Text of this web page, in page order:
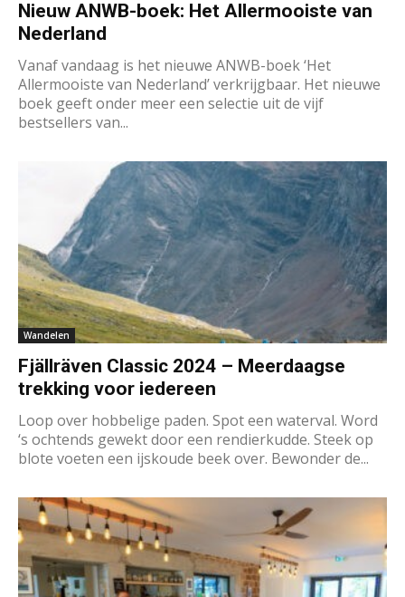
Nieuw ANWB-boek: Het Allermooiste van
Nederland
Vanaf vandaag is het nieuwe ANWB-boek ‘Het
Allermooiste van Nederland’ verkrijgbaar. Het nieuwe
boek geeft onder meer een selectie uit de vijf
bestsellers van...
Wandelen
Fjällräven Classic 2024 – Meerdaagse
trekking voor iedereen
Loop over hobbelige paden. Spot een waterval. Word
‘s ochtends gewekt door een rendierkudde. Steek op
blote voeten een ijskoude beek over. Bewonder de...